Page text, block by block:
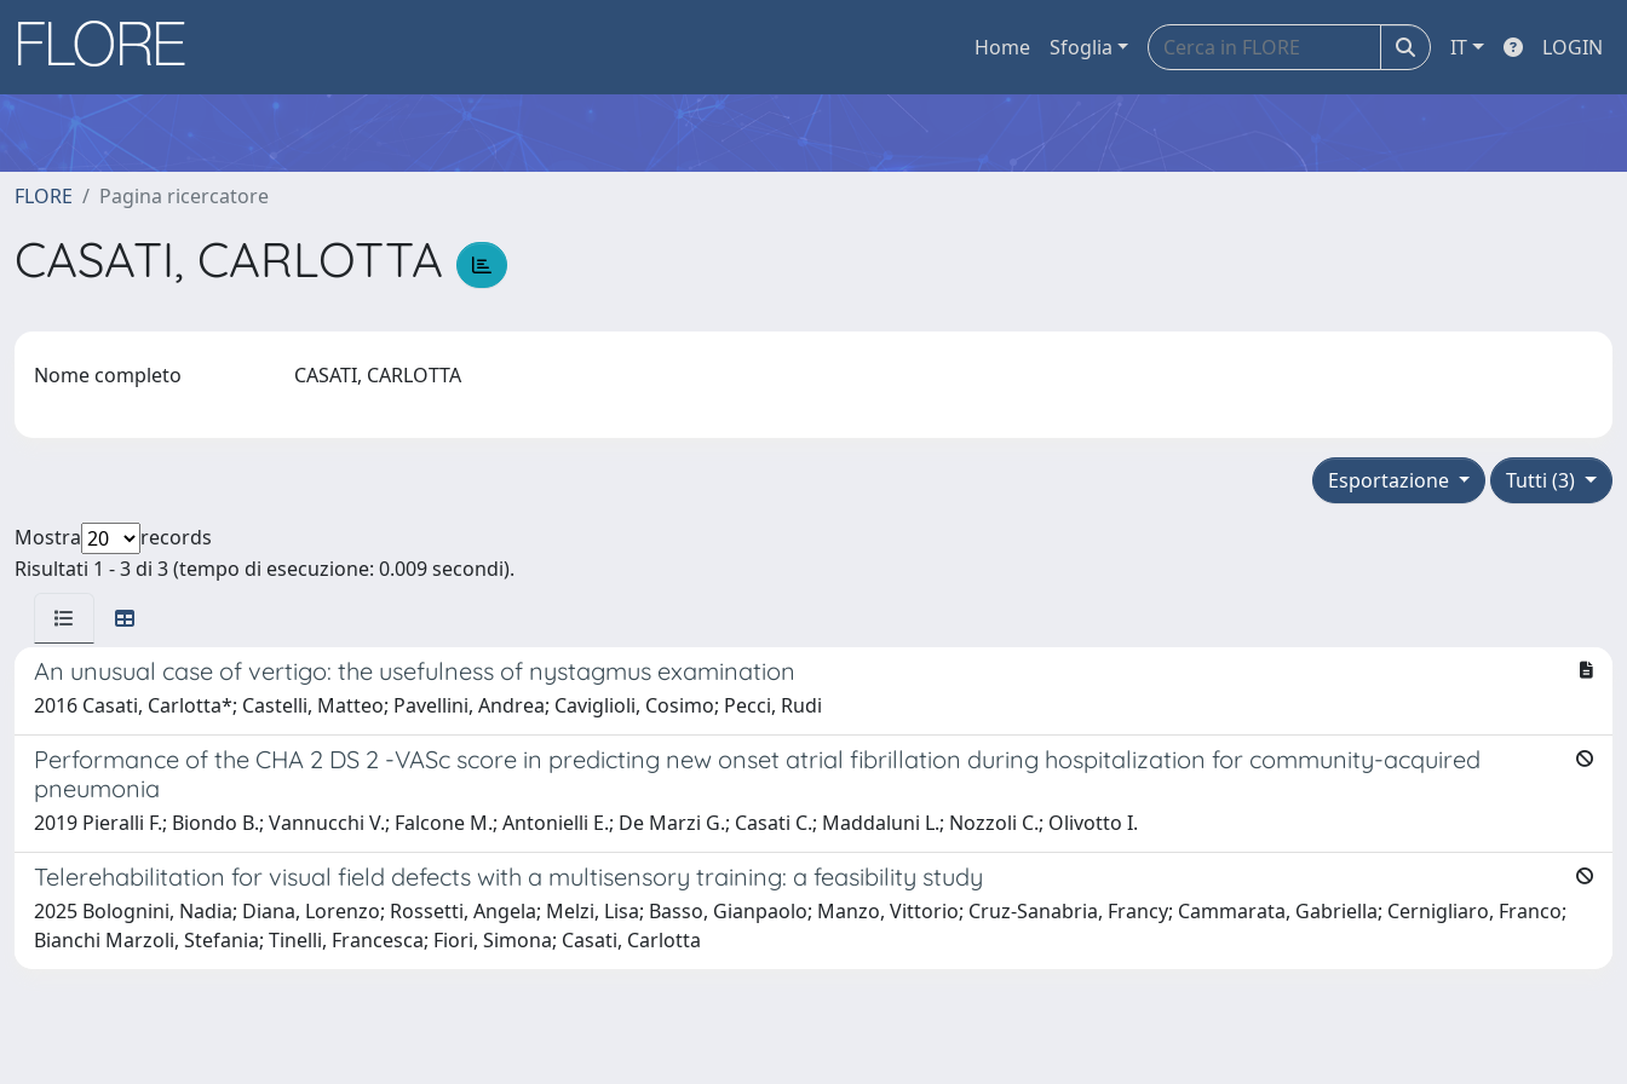
Home Sfoglia IT LOGIN
FLORE Pagina ricercatore
CASATI, CARLOTTA
Nome completo CASATI, CARLOTTA
Tutti (3)
Esportazione
Mostra
records
Risultati 1 - 3 di 3 (tempo di esecuzione: 0.009 secondi).
An unusual case of vertigo: the usefulness of nystagmus examination
2016 Casati, Carlotta*; Castelli, Matteo; Pavellini, Andrea; Caviglioli, Cosimo; Pecci, Rudi
Performance of the CHA 2 DS 2 -VASc score in predicting new onset atrial fibrillation during hospitalization for community-acquired
pneumonia
2019 Pieralli F.; Biondo B.; Vannucchi V.; Falcone M.; Antonielli E.; De Marzi G.; Casati C.; Maddaluni L.; Nozzoli C.; Olivotto I.
Telerehabilitation for visual field defects with a multisensory training: a feasibility study
2025 Bolognini, Nadia; Diana, Lorenzo; Rossetti, Angela; Melzi, Lisa; Basso, Gianpaolo; Manzo, Vittorio; Cruz-Sanabria, Francy; Cammarata, Gabriella; Cernigliaro, Franco;
Bianchi Marzoli, Stefania; Tinelli, Francesca; Fiori, Simona; Casati, Carlotta